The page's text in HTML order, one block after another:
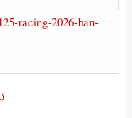
racing-2026-ban-